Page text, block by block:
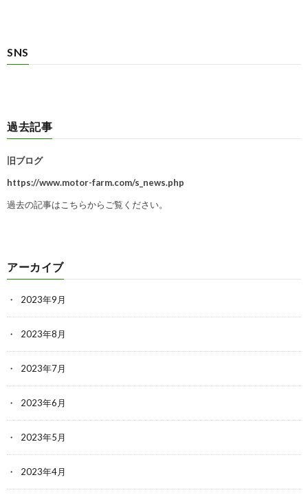
SNS
過去記事
旧ブログ
https://www.motor-farm.com/s_news.php
過去の記事はこちらからご覧ください。
アーカイブ
2023年9月
2023年8月
2023年7月
2023年6月
2023年5月
2023年4月